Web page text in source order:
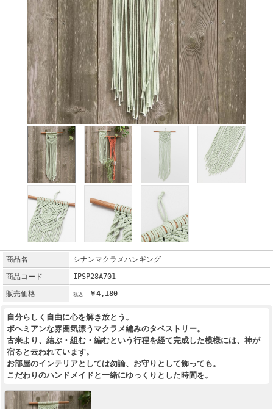
商品名
シナンマクラメハンギング
商品コード
IPSP28A701
販売価格
￥4,180
自分らしく自由に心を解き放とう。
ボヘミアンな雰囲気漂うマクラメ編みのタペストリー。
古来より、結ぶ・組む・編むという行程を経て完成した模様には、神が
宿ると云われています。
お部屋のインテリアとしては勿論、お守りとして飾っても。
こだわりのハンドメイドと一緒にゆっくりとした時間を。